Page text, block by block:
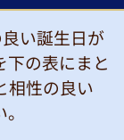
い誕生日が
下の表にまと
相性の良い